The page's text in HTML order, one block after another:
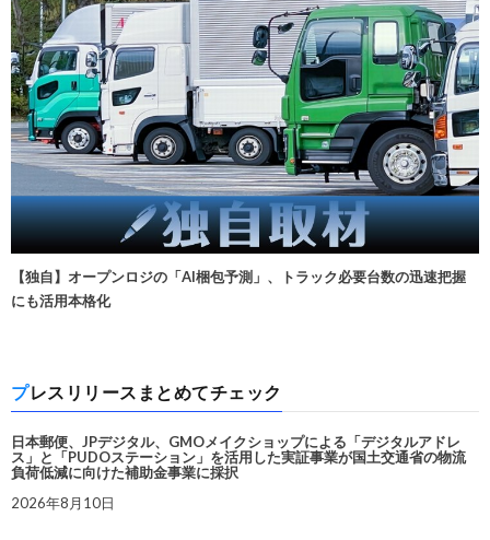
【独自】オープンロジの「AI梱包予測」、トラック必要台数の迅速把握
にも活用本格化
プレスリリースまとめてチェック
日本郵便、JPデジタル、GMOメイクショップによる「デジタルアドレ
ス」と「PUDOステーション」を活用した実証事業が国土交通省の物流
負荷低減に向けた補助金事業に採択
2026年8月10日